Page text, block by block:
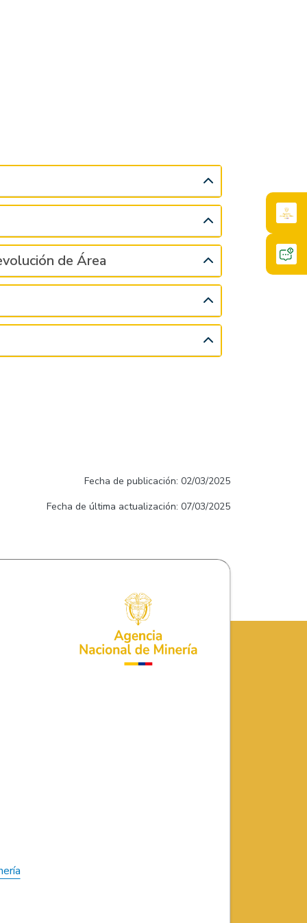
de Área
Fecha de publicación: 02/03/2025
Fecha de última actualización: 07/03/2025